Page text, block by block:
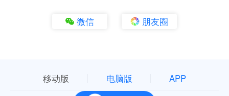
微信 朋友圈
移动版 电脑版 APP